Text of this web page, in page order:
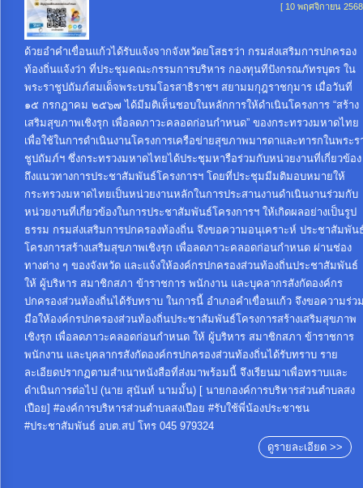
[ 10 พฤศจิกายน
ด้วยอำคำเขื่อนแก้วได้รับแจ้งจากจังหวัดยโสธรว่า กรมส่งเสริมการปกครอง
ท้องถิ่นแจ้งว่า ที่ประชุมคณะกรรมการบริหาร กองทุนทีปังกรณภัทรบุตร ใน
พระราชูปถัมภ์สมเด็จพระบรมโอรสาธิราชฯ สยามมกุฎราชกุมาร เมื่อวันที่
๑๕ กรกฎาคม ๒๕๖๗ ได้มีมติเห็นชอบในหลักการให้ดำเนินโครงการ “สร้าง
เสริมสุขภาพเชิงรุก เพื่อลดภาวะคลอดก่อนกำหนด” ของกระทรวงมหาดไทย
เพื่อใช้ในการดำเนินงานโครงการเครือข่ายสุขภาพมารดาและทารกในพระร
ชูปถัมภ์ฯ ซึ่งกระทรวงมหาดไทยได้ประชุมหารือร่วมกับหน่วยงานที่เกี่ยวข้อง
ถึงแนวทางการประชาสัมพันธ์โครงการฯ โดยที่ประชุมมีมติมอบหมายให้
กระทรวงมหาดไทยเป็นหน่วยงานหลักในการประสานงานดำเนินงานร่วมกับ
หน่วยงานที่เกี่ยวข้องในการประชาสัมพันธ์โครงการฯ ให้เกิดผลอย่างเป็นรูป
ธรรม กรมส่งเสริมการปกครองท้องถิ่น จึงขอความอนุเคราะห์ ประชาสัมพัน
โครงการสร้างเสริมสุขภาพเชิงรุก เพื่อลดภาวะคลอดก่อนกำหนด ผ่านช่อง
ทางต่าง ๆ ของจังหวัด และแจ้งให้องค์กรปกครองส่วนท้องถิ่นประชาสัมพันธ์
ให้ ผู้บริหาร สมาชิกสภา ข้าราชการ พนักงาน และบุคลากรสังกัดองค์กร
ปกครองส่วนท้องถิ่นได้รับทราบ ในการนี้ อำเภอคำเขื่อนแก้ว จึงขอความร่ว
มือให้องค์กรปกครองส่วนท้องถิ่นประชาสัมพันธ์โครงการสร้างเสริมสุขภาพ
เชิงรุก เพื่อลดภาวะคลอดก่อนกำหนด ให้ ผู้บริหาร สมาชิกสภา ข้าราชการ
พนักงาน และบุคลากรสังกัดองค์กรปกครองส่วนท้องถิ่นได้รับทราบ ราย
ละเอียดปรากฏตามสำเนาหนังสือที่ส่งมาพร้อมนี้ จึงเรียนมาเพื่อทราบและ
ดำเนินการต่อไป (นาย สุนันท์ นามมั้น) [ นายกองค์การบริหารส่วนตำบลสง
เปือย] #องค์การบริหารส่วนตำบลสงเปือย #รับใช้พี่น้องประชาชน
#ประชาสัมพันธ์ อบต.สป โทร 045 979324
ดูรายละเอียด >>